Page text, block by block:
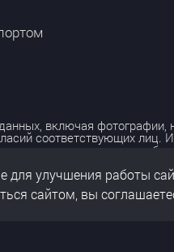
включая фотографии,
соответствующих лиц.
с разрешения
данных
данных
улучшения работы
сайтом, вы